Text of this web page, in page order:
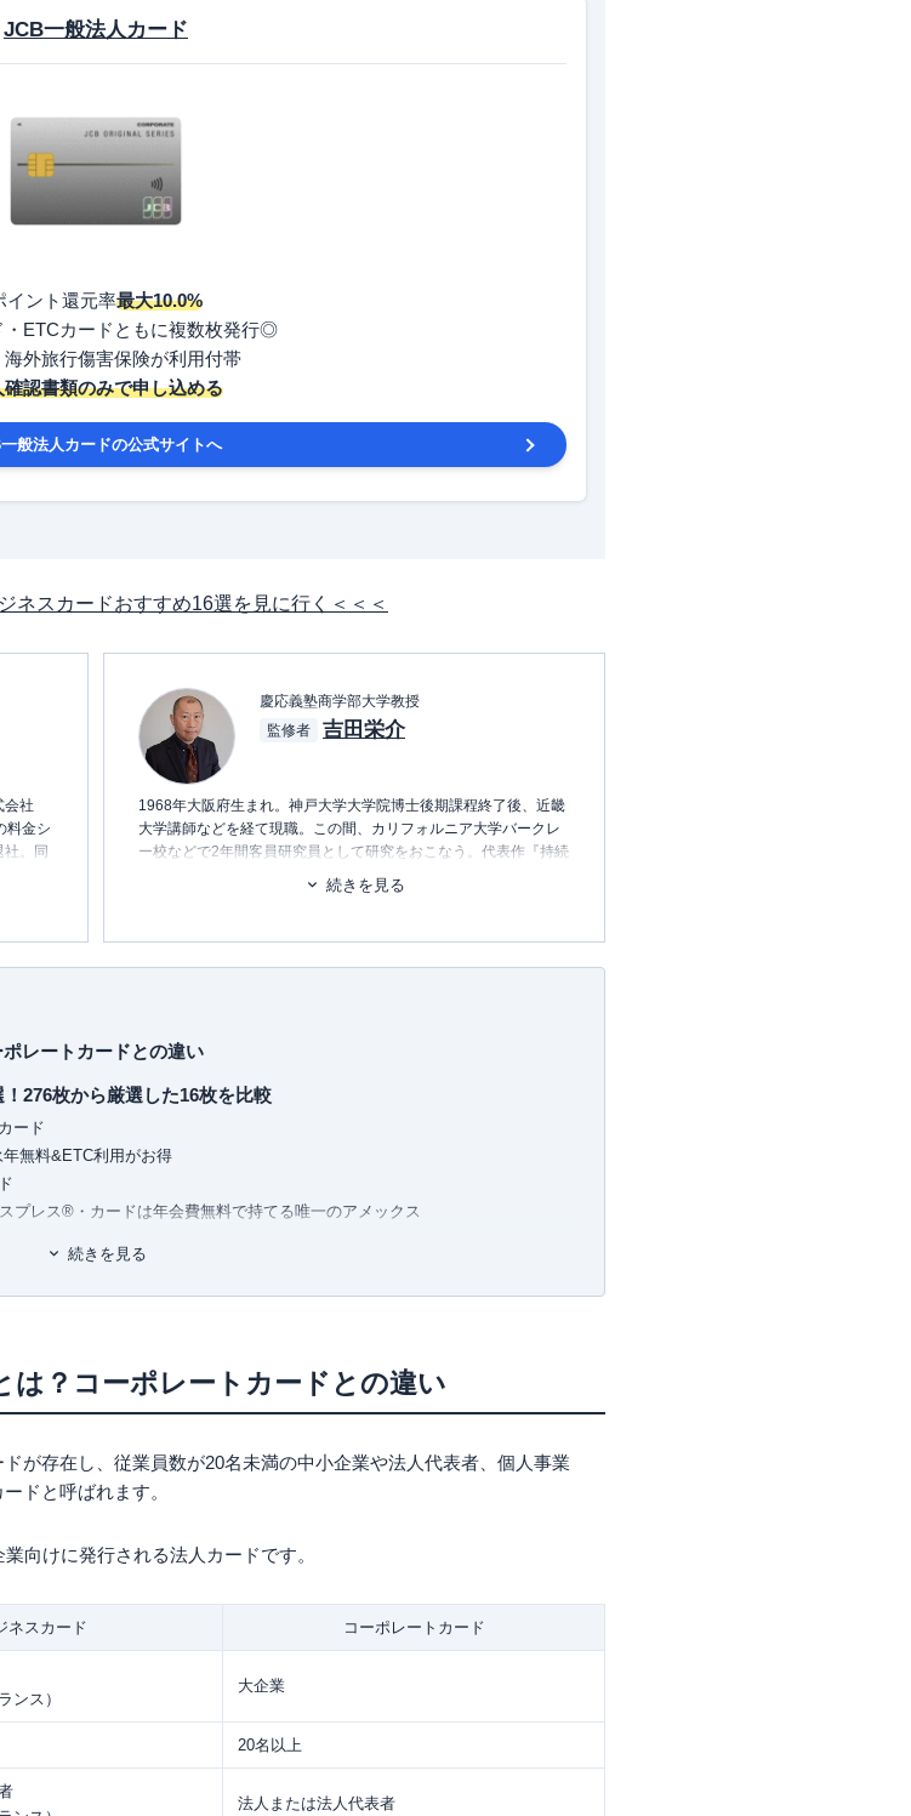
JCB一般法人カード
イント還元率最大10.0%
・ETCカードともに複数枚発行◎
海外旅行傷害保険が利用付帯
確認書類のみで申し込める
般法人カードの公式サイトへ
ネスカードおすすめ16選を見に行く＜＜＜
会社
料金シ
社。同
。
れて
で語
に保
らな
ての
すすめ
なら
慶応義塾商学部大学教授
監修者
吉田栄介
1968年大阪府生まれ。神戸大学大学院博士後期課程終了後、近畿
大学講師などを経て現職。この間、カリフォルニア大学バークレ
ー校などで2年間客員研究員として研究をおこなう。代表作『持続
的競争優位をもたらす原価企画能力』中央経済社（日本会計研究
学会太田・黒澤賞，日本原価計算研究学会賞）など受賞歴、著
などを対象に管理会計、組織変革、ストマネジメントの経営アド
バイザーとしても活動。H29・30公認会計士試験委員。
続きを見る
レートカードとの違い
276枚から厳選した16枚を比較
ード
無料&ETC利用がお得
プレス®・カードは年会費無料で持てる唯一のアメックス
業拡大を目指す法人向け
・カードはANAマイルの還元率が高い法人ゴールドカード
えてプラチナカードを持ちたい方向け
人向け
向け
なら審査なしで発行可能
主向けカードが狙い目
する
を確認する
有無｜出張で国内外の移動が多いなら要検討
続きを見る
？コーポレートカードとの違い
が存在し、従業員数が20名未満の中小企業や法人代表者、個人事業
ドと呼ばれます。
向けに発行される法人カードです。
ネスカード コーポレートカード
ンス）
大企業
20名以上
法人または法人代表者